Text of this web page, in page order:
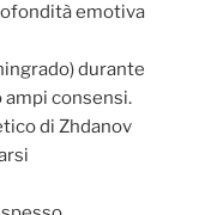
emotiva
durante
ampi consensi.
di Zhdanov